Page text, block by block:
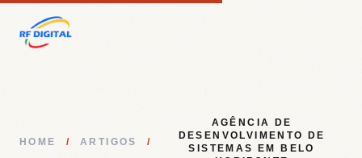
HOME / ARTIGOS /
AGÊNCIA DE
DESENVOLVIMENTO DE
SISTEMAS EM BELO